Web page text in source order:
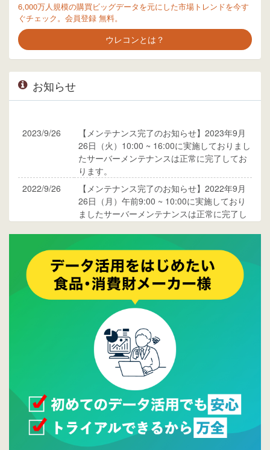
6,000万人規模の購買ビッグデータを元にした市場トレンドを今す
ぐチェック。会員登録 無料。
ウレコンとは？
お知らせ
2023/9/26
【メンテナンス完了のお知らせ】2023年9月
26日（火）10:00 ~ 16:00に実施しておりまし
たサーバーメンテナンスは正常に完了してお
ります。
2022/9/26
【メンテナンス完了のお知らせ】2022年9月
26日（月）午前9:00 ~ 10:00に実施しており
ましたサーバーメンテナンスは正常に完了し
ご覧ください。
2015/10/19
ウレコンのサイト機能を大幅バージョンアッ
プ。詳細はこちら。⇒告知ページへ
ウレコンが機能拡充し、サイトリニューアル
しました。⇒
ウレコンFacebook
Facebookページを開設しました。詳細は
ら。
ウレコンサイトリリースしました。